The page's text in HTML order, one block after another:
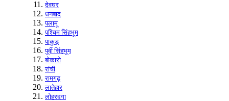
देवघर
धनबाद
पलामू
पश्चिम सिंहभूम
पाकुड़
पूर्वी सिंहभूम
बोकारो
रांची
रामगढ़
लातेहार
लोहरदगा